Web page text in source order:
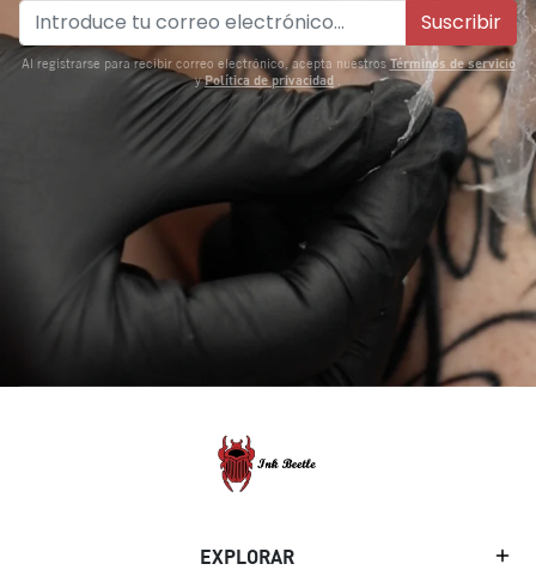
Suscribir
Al registrarse para recibir correo electrónico, acepta nuestrosTérminos de servicio
yPolítica de privacidad
EXPLORAR